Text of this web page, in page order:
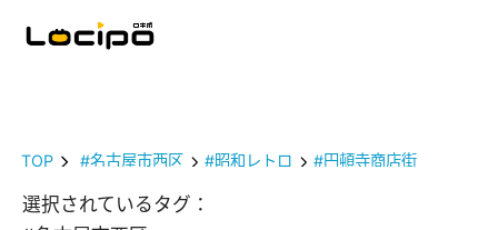
TOP #名古屋市西区 #昭和レトロ #円頓寺商店街
選択されているタグ：